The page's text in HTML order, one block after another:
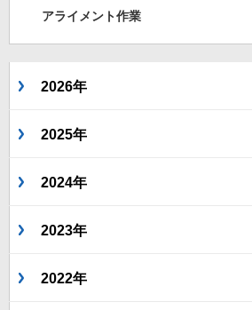
アライメント作業
2026年
2025年
2024年
2023年
2022年